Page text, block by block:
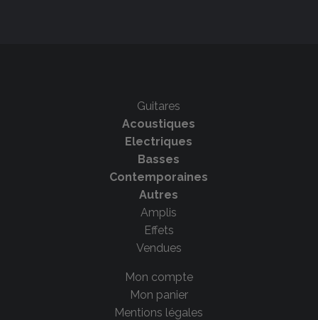
Guitares
Acoustiques
Electriques
Basses
Contemporaines
Autres
Amplis
Effets
Vendues
Mon compte
Mon panier
Mentions légales